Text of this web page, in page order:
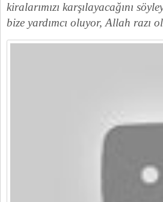
kiralarımızı karşılayacağını
bize yardımcı oluyor, Allah razı